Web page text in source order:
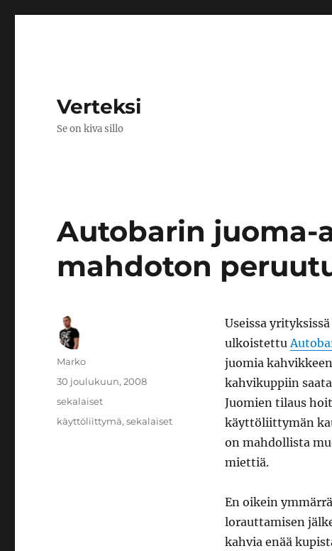
Verteksi
Se on kiva sillo
Autobarin juoma-
mahdoton
Useissa
ulkoistettu
juomia
kahvikuppiin
Juomien tilaus
käyttöliittymän
on mahdollista
miettiä.
En oikein
lorauttamisen
kahvia enää
Kirjoittaja
Marko
Julkaistu
30 joulukuun, 2008
Kategoriat
sekalaiset
Avainsanat
käyttöliittymä,sekalaiset